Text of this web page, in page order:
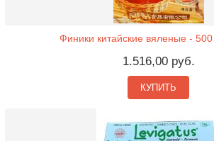
Финики китайские вяленые - 500
1.516,00 руб.
КУПИТЬ